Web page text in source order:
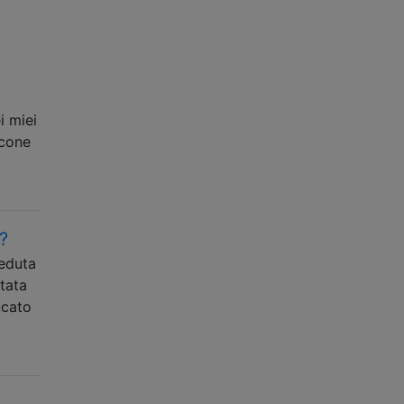
miei